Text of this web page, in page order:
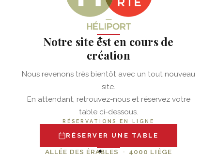
✦
Notre site est en cours de
création
Nous revenons très bientôt avec un tout nouveau
site.
En attendant, retrouvez-nous et réservez votre
table ci-dessous.
RÉSERVATIONS EN LIGNE
RÉSERVER UNE TABLE
✦
ALLÉE DES ÉRABLES · 4000 LIÈGE